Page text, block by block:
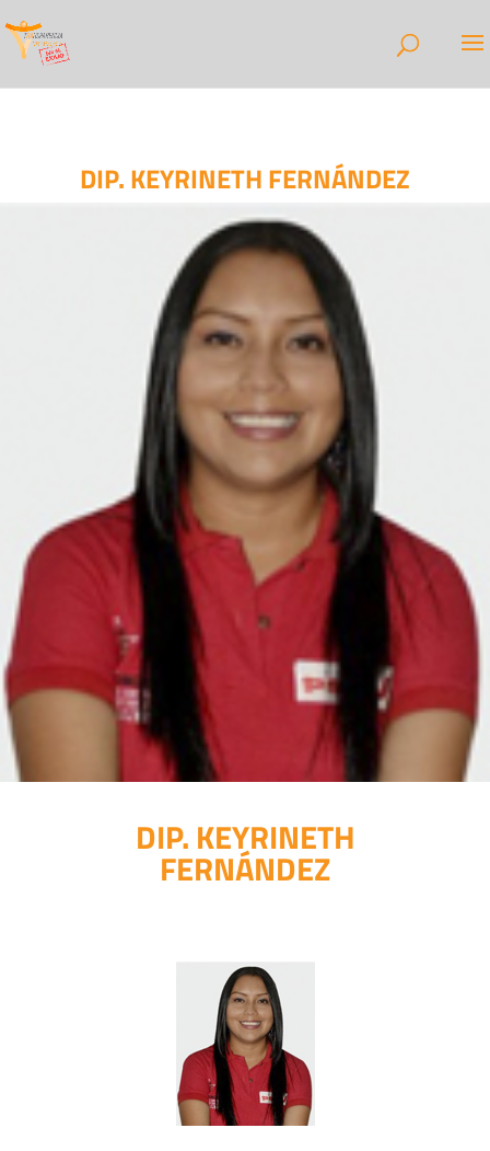
DIP. KEYRINETH FERNÁNDEZ
DIP. KEYRINETH
FERNÁNDEZ